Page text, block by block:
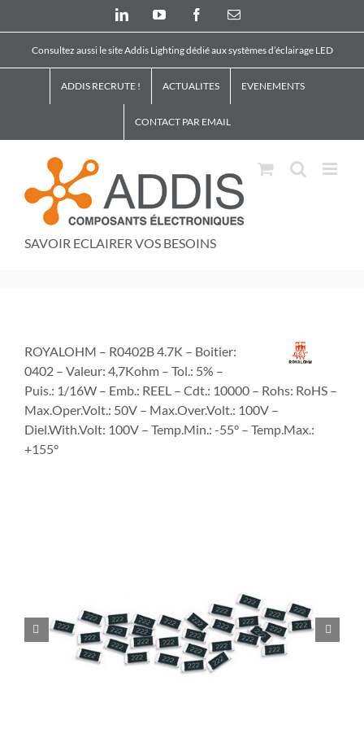
LinkedInYouTube FacebookEmail
Consultez aussi le site Addis Lighting dédié aux systèmes d’éclairage LED
ADDIS RECRUTE ! ACTUALITES EVENEMENTS
CONTACT PAR EMAIL
SAVOIR ECLAIRER VOS BESOINS
ROYALOHM – R0402B 4.7K – Boitier:
0402 – Valeur: 4,7Kohm – Tol.: 5% –
Puis.: 1/16W – Emb.: REEL – Cdt.: 10000 – Rohs: RoHS –
Max.Oper.Volt.: 50V – Max.Over.Volt.: 100V –
Diel.With.Volt: 100V – Temp.Min.: -55° – Temp.Max.:
+155°
 